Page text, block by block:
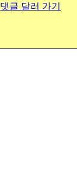
댓글 달러 가기